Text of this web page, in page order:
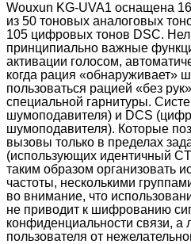
Wouxun KG-UVA1 оснащена
из 50 тоновых аналоговых
105 цифровых тонов DSC.
принципиально важные
активации голосом,
когда рация «обнаруживает»
пользоваться рацией «без
специальной гарнитуры.
шумоподавителя) и DCS
шумоподавителя). Которые
вызовы только в пределах
(использующих идентичный
таким образом организовать
частоты, несколькими
во внимание, что
не приводит к шифрованию
конфиденциальности связи, а
пользователя от